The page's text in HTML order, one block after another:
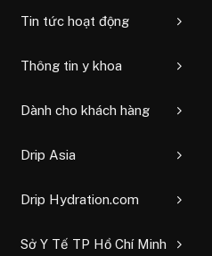
Tin tức hoạt động
Thông tin y khoa
Dành cho khách hàng
Drip Asia
Drip Hydration.com
Sở Y Tế TP Hồ Chí Minh